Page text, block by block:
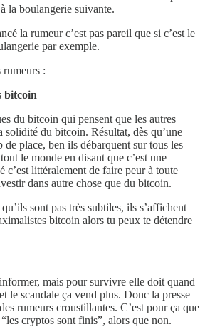
la boulangerie suivante.
la rumeur c’est pas pareil que si c’est le
par exemple.
:
bitcoin
du bitcoin qui pensent que les autres
solidité du bitcoin. Résultat, dès qu’une
place, ben ils débarquent sur tous les
le monde en disant que c’est une
c’est littéralement de faire peur à toute
dans autre chose que du bitcoin.
sont pas très subtiles, ils s’affichent
bitcoin alors tu peux te détendre
mais pour survivre elle doit quand
le scandale ça vend plus. Donc la presse
rumeurs croustillantes. C’est pour ça que
cryptos sont finis”, alors que non.